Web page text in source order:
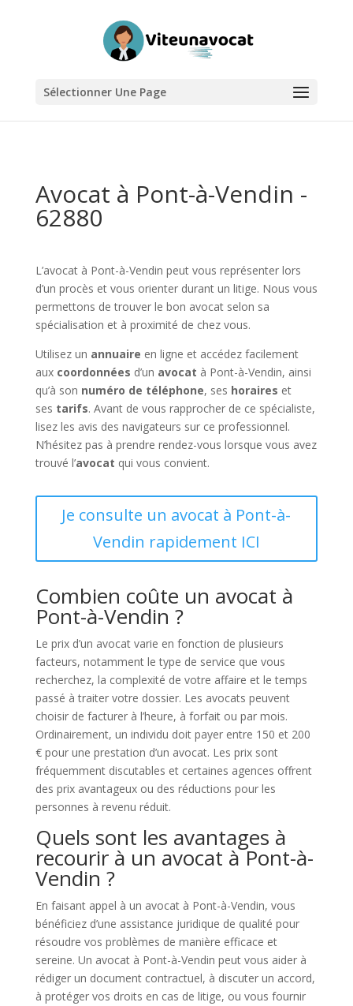
Sélectionner Une Page
Avocat à Pont-à-Vendin -
62880
L’avocat à Pont-à-Vendin peut vous représenter lors
d’un procès et vous orienter durant un litige. Nous vous
permettons de trouver le bon avocat selon sa
spécialisation et à proximité de chez vous.
Utilisez un annuaire en ligne et accédez facilement
aux coordonnées d’un avocat à Pont-à-Vendin, ainsi
qu’à son numéro de téléphone, ses horaires et
ses tarifs. Avant de vous rapprocher de ce spécialiste,
lisez les avis des navigateurs sur ce professionnel.
N’hésitez pas à prendre rendez-vous lorsque vous avez
trouvé l’avocat qui vous convient.
Je consulte un avocat à Pont-à-
Vendin rapidement ICI
Combien coûte un avocat à
Pont-à-Vendin ?
Le prix d’un avocat varie en fonction de plusieurs
facteurs, notamment le type de service que vous
recherchez, la complexité de votre affaire et le temps
passé à traiter votre dossier. Les avocats peuvent
choisir de facturer à l’heure, à forfait ou par mois.
Ordinairement, un individu doit payer entre 150 et 200
€ pour une prestation d’un avocat. Les prix sont
fréquemment discutables et certaines agences offrent
des prix avantageux ou des réductions pour les
personnes à revenu réduit.
Quels sont les avantages à
recourir à un avocat à Pont-à-
Vendin ?
En faisant appel à un avocat à Pont-à-Vendin, vous
bénéficiez d’une assistance juridique de qualité pour
résoudre vos problèmes de manière efficace et
sereine. Un avocat à Pont-à-Vendin peut vous aider à
rédiger un document contractuel, à discuter un accord,
à protéger vos droits en cas de litige, ou vous fournir